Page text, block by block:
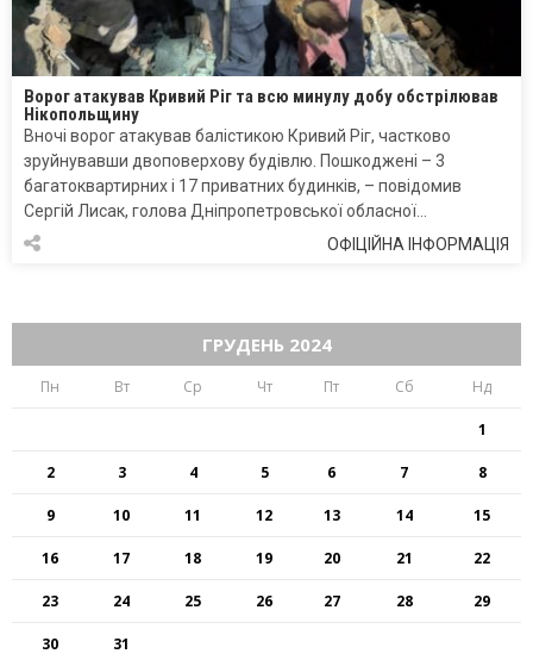
Ворог атакував Кривий Ріг та всю минулу добу обстрілював
Нікопольщину
Вночі ворог атакував балістикою Кривий Ріг, частково
зруйнувавши двоповерхову будівлю. Пошкоджені – 3
багатоквартирних і 17 приватних будинків, – повідомив
Сергій Лисак, голова Дніпропетровської обласної…
ОФІЦІЙНА ІНФОРМАЦІЯ
ГРУДЕНЬ 2024
Пн Вт Ср Чт Пт Сб Нд
1
2 3 4 5 6 7 8
9 10 11 12 13 14 15
16 17 18 19 20 21 22
23 24 25 26 27 28 29
30 31